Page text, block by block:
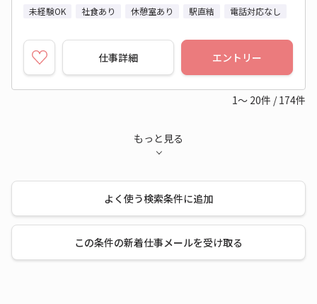
未経験OK 社食あり 休憩室あり 駅直結 電話対応なし
仕事詳細 エントリー
1～ 20件 / 174件
もっと見る
よく使う検索条件に追加
この条件の新着仕事メールを受け取る